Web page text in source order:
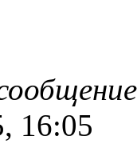
16:05